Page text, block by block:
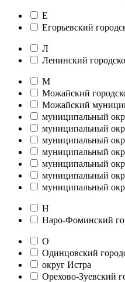
Е
Егорьевский
Л
Ленинский
М
Можайский
Можайский
муниципальный
муниципальный
муниципальный
муниципальный
муниципальный
муниципальный
муниципальный
Н
Наро-Фоминский
О
Одинцовский
округ Истра
Орехово-Зуевский